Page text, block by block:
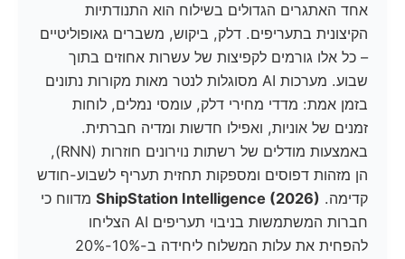
אחד האתגרים הגדולים בשילוח הוא התנודתיות
הקיצונית בתעריפים. דלק, ביקוש, משברים גאופוליטיים
– כל אלו גורמים לקפיצות של עשרות אחוזים בתוך
שבוע. מערכות AI מסוגלות לנטר מאות מקורות נתונים
בזמן אמת: מדדי מחירי דלק, עומסי נמלים, לוחות
זמנים של אוניות, ואפילו חדשות ומדיה חברתית.
באמצעות מודלים של רשתות נוירונים חוזרות (RNN),
הן מזהות דפוסים ומספקות תחזית תעריף לשבוע-חודש
קדימה. ShipStation Intelligence (2026)מדווח כי
חברות המשתמשות בניבוי תעריפים AI הצליחו
להפחית את עלות המשלוח ליחידה ב-10%-20%